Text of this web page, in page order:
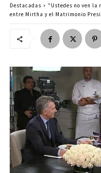
Destacadas
"Ustedes no ven la
entre Mirtha y el Matrimonio